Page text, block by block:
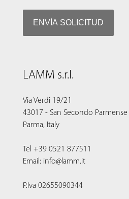
LAMM s.r.l.
Via Verdi 19/21
43017 - San Secondo Parmense
Parma, Italy
Tel +39 0521 877511
Email: info@lamm.it
P.Iva 02655090344